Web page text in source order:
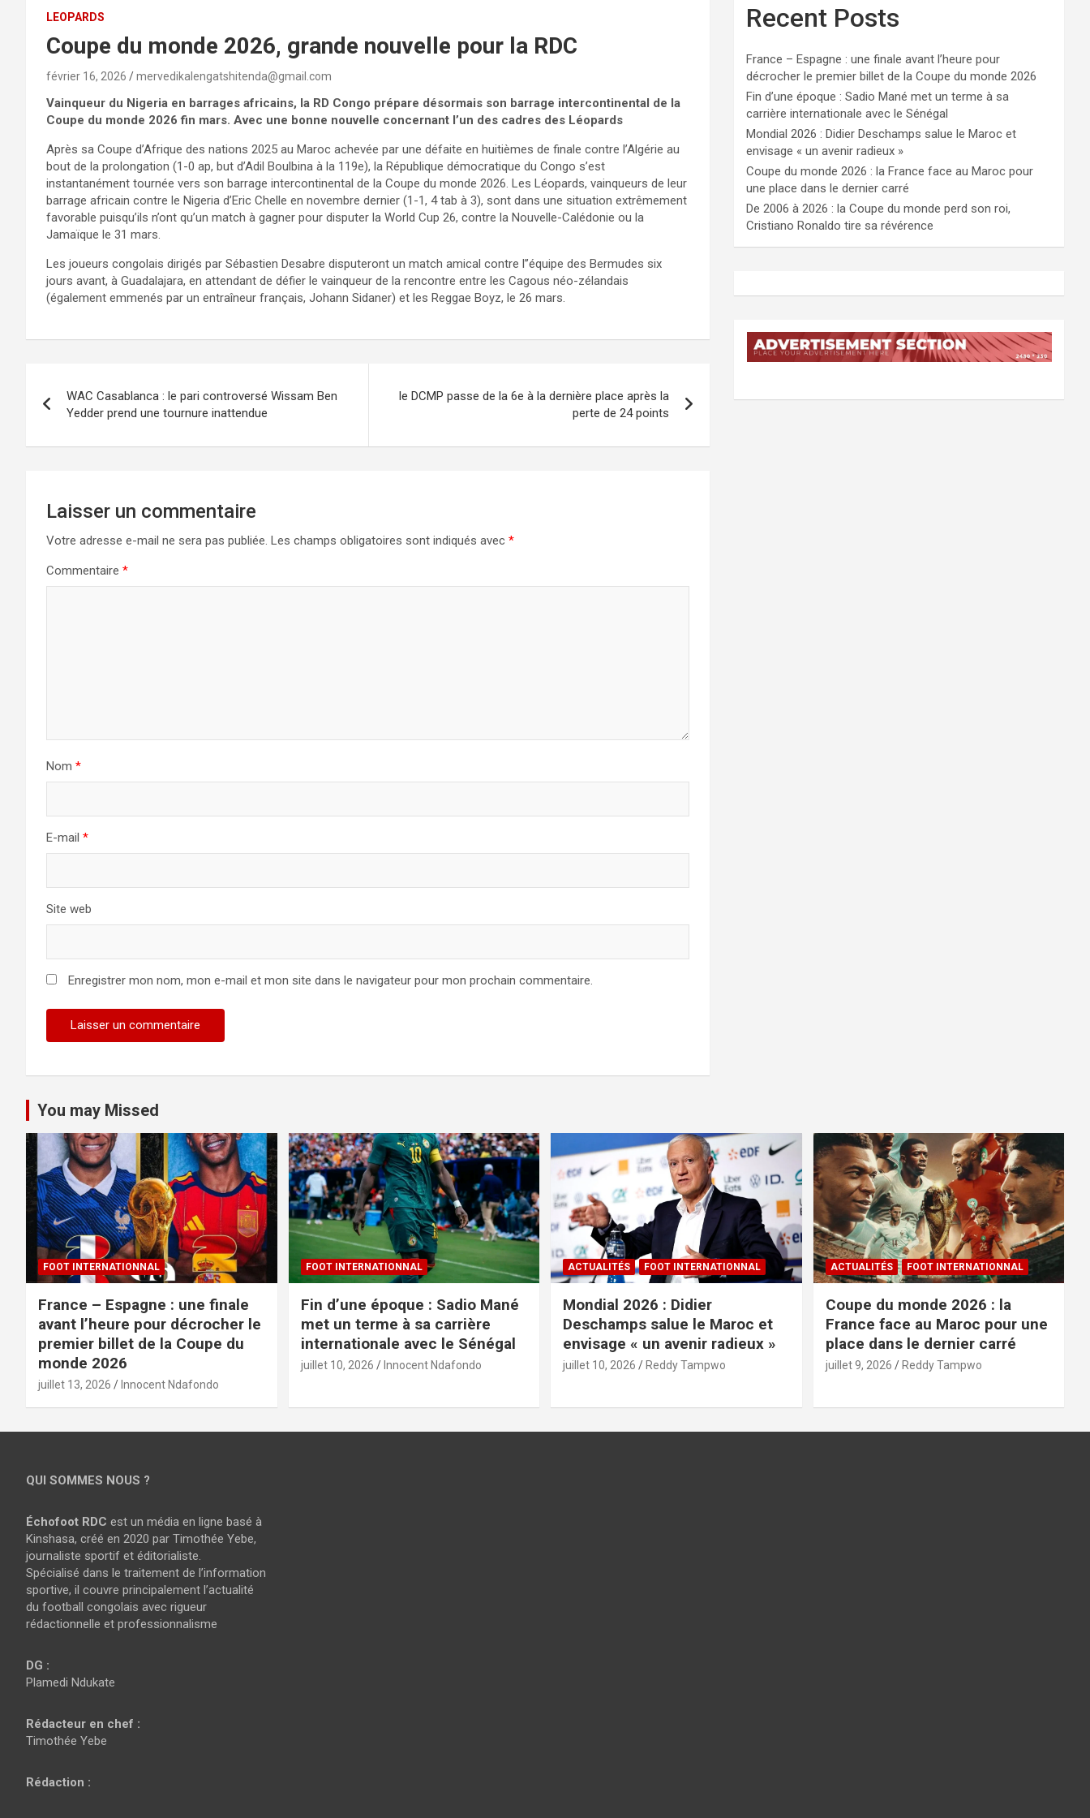
LEOPARDS
Coupe du monde 2026, grande nouvelle pour la RDC
février 16, 2026 mervedikalengatshitenda@gmail.com
Vainqueur du Nigeria en barrages africains, la RD Congo prépare désormais son barrage intercontinental de la
Coupe du monde 2026 fin mars. Avec une bonne nouvelle concernant l’un des cadres des Léopards
Après sa Coupe d’Afrique des nations 2025 au Maroc achevée par une défaite en huitièmes de finale contre l’Algérie au
bout de la prolongation (1-0 ap, but d’Adil Boulbina à la 119e), la République démocratique du Congo s’est
instantanément tournée vers son barrage intercontinental de la Coupe du monde 2026. Les Léopards, vainqueurs de leur
barrage africain contre le Nigeria d’Eric Chelle en novembre dernier (1-1, 4 tab à 3), sont dans une situation extrêmement
favorable puisqu’ils n’ont qu’un match à gagner pour disputer la World Cup 26, contre la Nouvelle-Calédonie ou la
Jamaïque le 31 mars.
Les joueurs congolais dirigés par Sébastien Desabre disputeront un match amical contre l’’équipe des Bermudes six
jours avant, à Guadalajara, en attendant de défier le vainqueur de la rencontre entre les Cagous néo-zélandais
(également emmenés par un entraîneur français, Johann Sidaner) et les Reggae Boyz, le 26 mars.
de
l’article
WAC Casablanca : le pari controversé Wissam Ben
Yedder prend une tournure inattendue
le DCMP passe de la 6e à la dernière place après la
perte de 24 points
Laisser un commentaire
Votre adresse e-mail ne sera pas publiée. Les champs obligatoires sont indiqués avec *
Commentaire *
Nom *
E-mail *
Site web
Enregistrer mon nom, mon e-mail et mon site dans le navigateur pour mon prochain commentaire.
Recent Posts
France – Espagne : une finale avant l’heure pour
décrocher le premier billet de la Coupe du monde 2026
Fin d’une époque : Sadio Mané met un terme à sa
carrière internationale avec le Sénégal
Mondial 2026 : Didier Deschamps salue le Maroc et
envisage « un avenir radieux »
Coupe du monde 2026 : la France face au Maroc pour
une place dans le dernier carré
De 2006 à 2026 : la Coupe du monde perd son roi,
Cristiano Ronaldo tire sa révérence
You may Missed
FOOT INTERNATIONNAL
France – Espagne : une finale
avant l’heure pour décrocher le
premier billet de la Coupe du
monde 2026
juillet 13, 2026 Innocent Ndafondo
FOOT INTERNATIONNAL
Fin d’une époque : Sadio Mané
met un terme à sa carrière
internationale avec le Sénégal
juillet 10, 2026 Innocent Ndafondo
ACTUALITÉS FOOT INTERNATIONNAL
Mondial 2026 : Didier
Deschamps salue le Maroc et
envisage « un avenir radieux »
juillet 10, 2026 Reddy Tampwo
ACTUALITÉS FOOT INTERNATIONNAL
Coupe du monde 2026 : la
France face au Maroc pour une
place dans le dernier carré
juillet 9, 2026 Reddy Tampwo
QUI SOMMES NOUS ?
Échofoot RDC est un média en ligne basé à
Kinshasa, créé en 2020 par Timothée Yebe,
journaliste sportif et éditorialiste.
Spécialisé dans le traitement de l’information
sportive, il couvre principalement l’actualité
du football congolais avec rigueur
rédactionnelle et professionnalisme
DG :
Plamedi Ndukate
Rédacteur en chef :
Timothée Yebe
Rédaction :